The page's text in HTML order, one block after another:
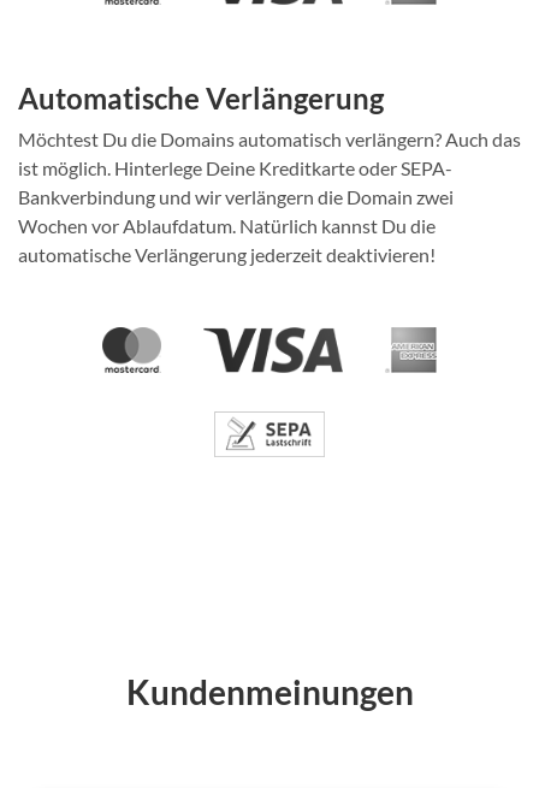
Automatische Verlängerung
Möchtest Du die Domains automatisch verlängern? Auch das
ist möglich. Hinterlege Deine Kreditkarte oder SEPA-
Bankverbindung und wir verlängern die Domain zwei
Wochen vor Ablaufdatum. Natürlich kannst Du die
automatische Verlängerung jederzeit deaktivieren!
Kundenmeinungen